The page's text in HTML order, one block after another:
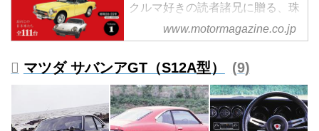
クルマ好きの読者諸兄に贈る、珠
玉の名車アルバム。
Vol.1では、昭和30（1955）年か
名車を解説。
試し読み
＜内容紹介＞
現在、40- 60代、そして70代の
www.motormagazine.co.jp
マツダ サバンアGT（S12A型） 9